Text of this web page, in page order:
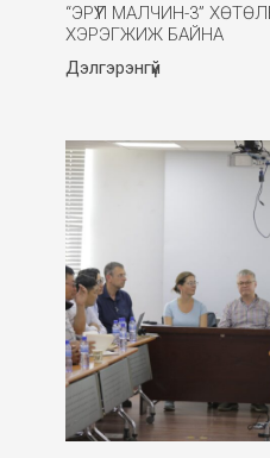
“ЭРҮҮЛ МАЛЧИН-3”
ХЭРЭГЖИЖ БАЙНА
Дэлгэрэнгүй